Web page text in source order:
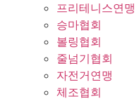
프리테니스연맹
승마협회
볼링협회
줄넘기협회
자전거연맹
체조협회